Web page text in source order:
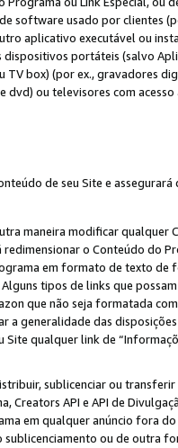
software usado por clientes
aplicativo executável ou
portáteis (salvo
box) (por ex., gravadores
ou televisores com
de seu Site e assegurará
maneira modificar
o Conteúdo do
em formato de texto
tipos de links que
que não seja formatada
a generalidade das
qualquer link de
sublicenciar ou
Creators API e API de
em qualquer anúncio fora
sublicenciamento ou de outra